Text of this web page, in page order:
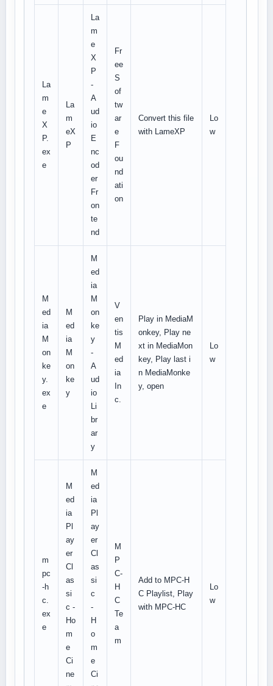
La
m
e
X
P.
ex
e
La
m
eX
P
La
m
e
X
P
-
A
ud
io
E
nc
od
er
Fr
on
te
nd
Fr
ee
S
of
tw
ar
e
F
ou
nd
ati
on
Convert this file
with LameXP
Lo
w
M
ed
ia
M
on
ke
y.
ex
e
M
ed
ia
M
on
ke
y
M
ed
ia
M
on
ke
y
-
A
ud
io
Li
br
ar
y
V
en
tis
M
ed
ia
In
c.
Play in MediaM
onkey, Play ne
xt in MediaMon
key, Play last i
n MediaMonke
y, open
Lo
w
m
pc
-h
c.
ex
e
M
ed
ia
Pl
ay
er
Cl
as
si
c -
Ho
m
e
Ci
ne
M
ed
ia
Pl
ay
er
Cl
as
si
c
-
H
o
m
e
Ci
M
P
C-
H
C
Te
a
m
Add to MPC-H
C Playlist, Play
with MPC-HC
Lo
w